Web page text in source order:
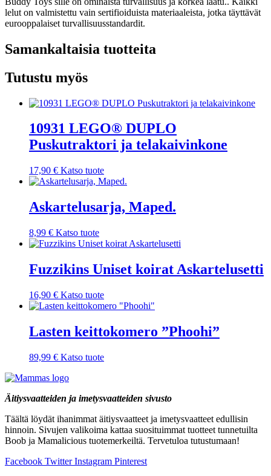
lelut on valmistettu vain sertifioiduista materiaaleista, jotka täyttävät
eurooppalaiset turvallisuusstandardit.
Samankaltaisia tuotteita
Tutustu myös
10931 LEGO® DUPLO
Puskutraktori ja telakaivinkone
17,90 € Katso tuote
Askartelusarja, Maped.
8,99 € Katso tuote
Fuzzikins Uniset koirat Askartelusetti
16,90 € Katso tuote
Lasten keittokomero ”Phoohi”
89,99 € Katso tuote
Äitiysvaatteiden ja imetysvaatteiden sivusto
Täältä löydät ihanimmat äitiysvaatteet ja imetysvaatteet edullisin
hinnoin. Sivujen valikoima kattaa suosituimmat tuotteet tunnetuilta
Boob ja Mamalicious tuotemerkeiltä. Tervetuloa tutustumaan!
Facebook Twitter Instagram Pinterest